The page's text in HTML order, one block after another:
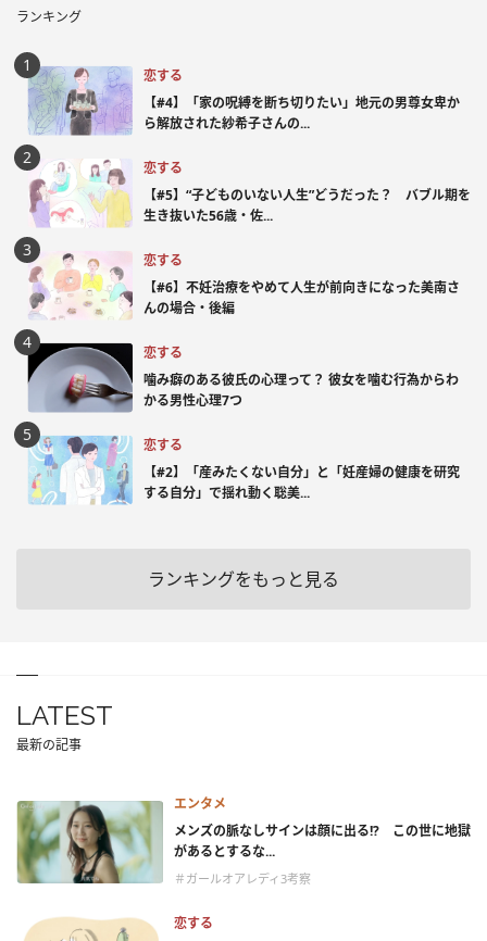
ランキング
恋する
【#4】「家の呪縛を断ち切りたい」地元の男尊女卑か
ら解放された紗希子さんの...
恋する
【#5】“子どものいない人生”どうだった？ バブル期を
生き抜いた56歳・佐...
恋する
【#6】不妊治療をやめて人生が前向きになった美南さ
んの場合・後編
恋する
噛み癖のある彼氏の心理って？ 彼女を噛む行為からわ
かる男性心理7つ
恋する
【#2】「産みたくない自分」と「妊産婦の健康を研究
する自分」で揺れ動く聡美...
ランキングをもっと見る
LATEST
最新の記事
エンタメ
メンズの脈なしサインは顔に出る!? この世に地獄
があるとするな...
＃ガールオアレディ3考察
恋する